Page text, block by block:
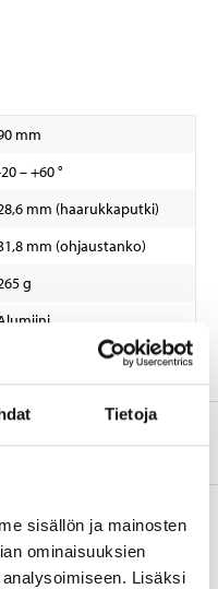
Tietoja
sisällön ja mainosten
ominaisuuksien
Lisäksi
mm
– +60 °
mm (haarukkaputki)
mm (ohjaustanko)
g